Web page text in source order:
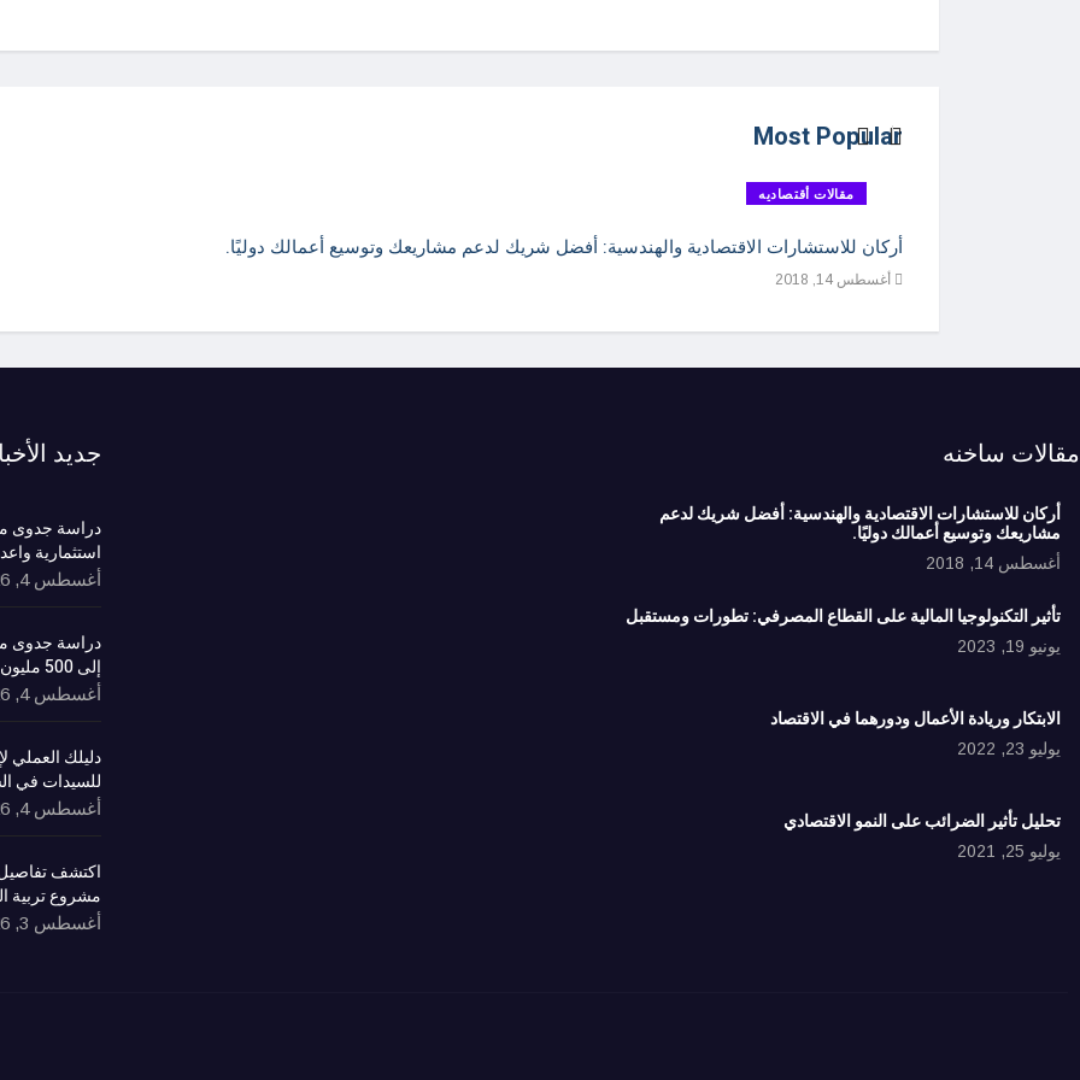
Most Popular
مقالات أقتصاديه
أركان للاستشارات الاقتصادية والهندسية: أفضل شريك لدعم مشاريعك وتوسيع أعمالك دوليًا.
أغسطس 14, 2018
مقالات ساخنه
أركان للاستشارات الاقتصادية والهندسية: أفضل شريك لدعم
مشاريعك وتوسيع أعمالك دوليًا.
أغسطس 14, 2018
تأثير التكنولوجيا المالية على القطاع المصرفي: تطورات ومستقبل
يونيو 19, 2023
الابتكار وريادة الأعمال ودورهما في الاقتصاد
يوليو 23, 2022
تحليل تأثير الضرائب على النمو الاقتصادي
يوليو 25, 2021
جديد
دراسة جدوى
استثمارية
أغسطس 4, 2026
دراسة جدوى
إلى 500 مليون ريال وعوائد مستدامة
أغسطس 4, 2026
دليلك
للسيدات في
أغسطس 4, 2026
اكتشف
مشروع تربية
أغسطس 3, 2026